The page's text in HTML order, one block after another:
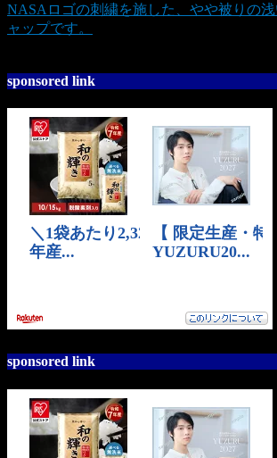
NASAロゴの刺繍を施した、やや被りの
ャップです。
sponsored link
sponsored link